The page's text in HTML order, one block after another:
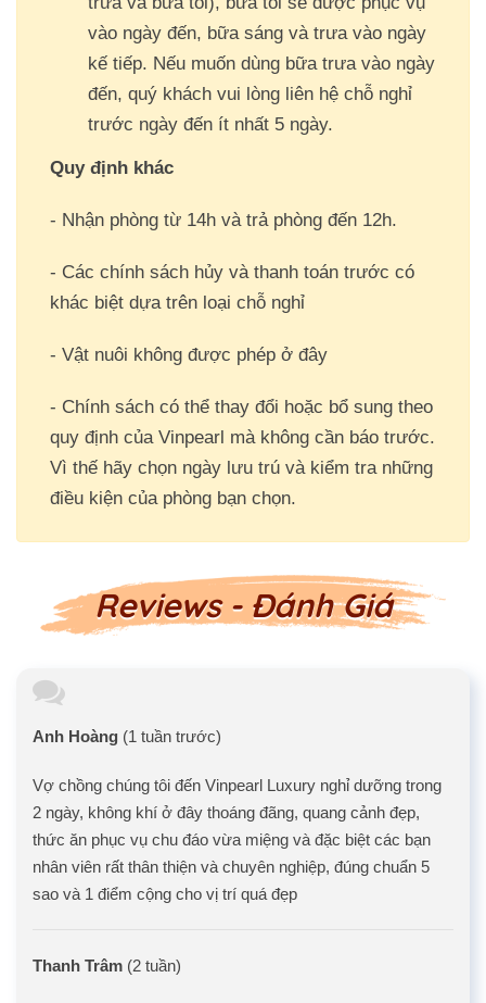
vào ngày đến, bữa sáng và trưa vào ngày
kế tiếp. Nếu muốn dùng bữa trưa vào ngày
đến, quý khách vui lòng liên hệ chỗ nghỉ
trước ngày đến ít nhất 5 ngày.
Quy định khác
- Nhận phòng từ 14h và trả phòng đến 12h.
- Các chính sách hủy và thanh toán trước có
khác biệt dựa trên loại chỗ nghỉ
- Vật nuôi không được phép ở đây
- Chính sách có thể thay đổi hoặc bổ sung theo
quy định của Vinpearl mà không cần báo trước.
Vì thế hãy chọn ngày lưu trú và kiểm tra những
điều kiện của phòng bạn chọn.
Reviews - Đánh Giá
Anh Hoàng (1 tuần trước)
Vợ chồng chúng tôi đến Vinpearl Luxury nghỉ dưỡng trong
2 ngày, không khí ở đây thoáng đãng, quang cảnh đẹp,
thức ăn phục vụ chu đáo vừa miệng và đặc biệt các bạn
nhân viên rất thân thiện và chuyên nghiệp, đúng chuẩn 5
sao và 1 điểm cộng cho vị trí quá đẹp
Thanh Trâm (2 tuần)